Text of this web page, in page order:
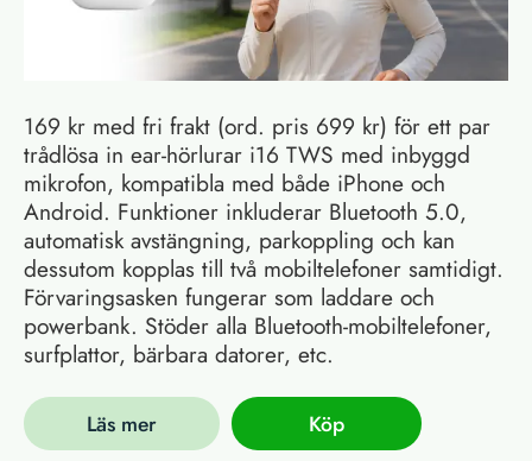
169 kr med fri frakt (ord. pris 699 kr) för ett par
trådlösa in ear-hörlurar i16 TWS med inbyggd
mikrofon, kompatibla med både iPhone och
Android. Funktioner inkluderar Bluetooth 5.0,
automatisk avstängning, parkoppling och kan
dessutom kopplas till två mobiltelefoner samtidigt.
Förvaringsasken fungerar som laddare och
powerbank. Stöder alla Bluetooth-mobiltelefoner,
surfplattor, bärbara datorer, etc.
Läs mer Köp